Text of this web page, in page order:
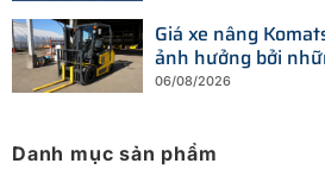
Giá xe nâng
ảnh hưởng bởi
06/08/2026
Danh mục sản phẩm